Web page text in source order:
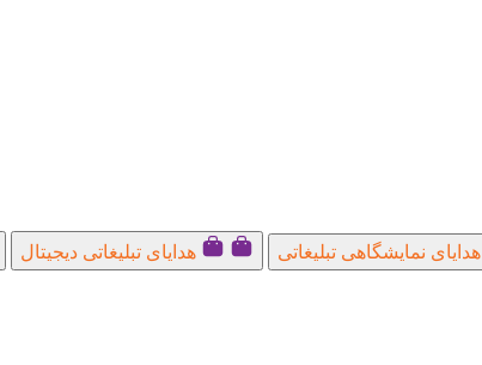
هدایای نمایشگاهی تبلیغاتی هدایای تبلیغاتی دیجیتال